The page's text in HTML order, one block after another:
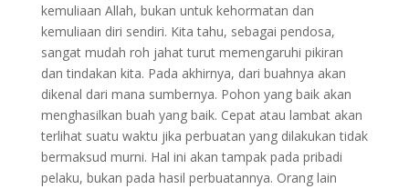
kemuliaan Allah, bukan untuk kehormatan dan
kemuliaan diri sendiri. Kita tahu, sebagai pendosa,
sangat mudah roh jahat turut memengaruhi pikiran
dan tindakan kita. Pada akhirnya, dari buahnya akan
dikenal dari mana sumbernya. Pohon yang baik akan
menghasilkan buah yang baik. Cepat atau lambat akan
terlihat suatu waktu jika perbuatan yang dilakukan tidak
bermaksud murni. Hal ini akan tampak pada pribadi
pelaku, bukan pada hasil perbuatannya. Orang lain